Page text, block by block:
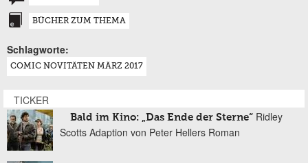
BÜCHER ZUM THEMA
Schlagworte:
COMIC NOVITÄTEN MÄRZ 2017
TICKER
Bald im Kino: „Das Ende der Sterne“ Ridley
Scotts Adaption von Peter Hellers Roman